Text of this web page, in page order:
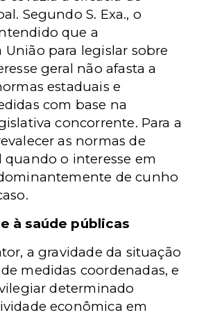
Segundo S. Exa., o
que a
para legislar sobre
geral não afasta a
estaduais e
com base na
concorrente. Para a
as normas de
o interesse em
de cunho
à saúde públicas
a gravidade da situação
medidas coordenadas, e
determinado
econômica em